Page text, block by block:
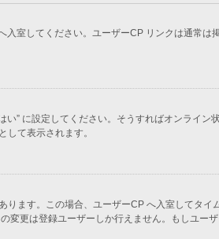
室してください。ユーザーCP リンクは通常
い” に設定してください。そうすればオンライ
て表示されます。
ます。この場合、ユーザーCP へ入室してタ
更は登録ユーザーしか行えません。もしユー